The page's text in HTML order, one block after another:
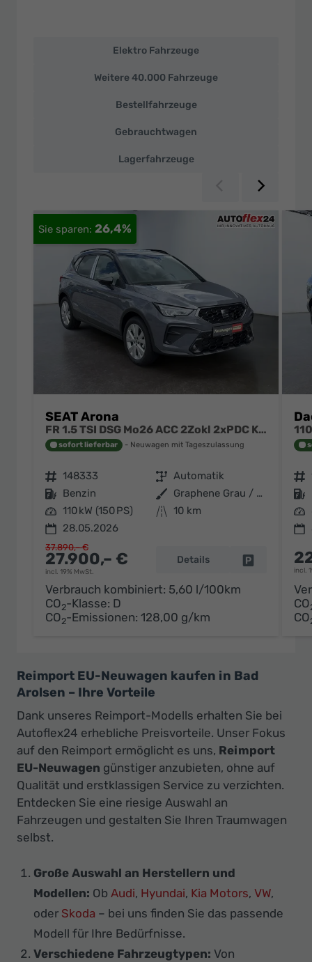
Neuwagen
Elektro Fahrzeuge
Weitere 40.000 Fahrzeuge
Bestellfahrzeuge
Gebrauchtwagen
Lagerfahrzeuge
Zurück
26,4%
SEAT Arona
FR 1.5 TSI DSG Mo26 ACC 2Zokl 2xPDC Kam SHZ Full Link
sofort lieferbar Neuwagen mit Tageszulassung
Fahrzeugnr. 148333 Getriebe Automatik
Kraftstoff Benzin Außenfarbe
Graphene Grau / Dach Schwarz
Leistung 110 kW (150 PS) Kilometerstand 10 km
28.05.2026
27.900,– €
incl. 19% MwSt.
37.890,– €
Details Fahrzeug
Verbrauch kombiniert: 5,60 l/100km
CO2-Klasse: D
CO2-Emissionen: 128,00 g/km
Fahrzeugnr.
Kraftstoff
Leistung
incl.
CO
CO
Reimport EU-Neuwagen kaufen in Bad
Arolsen – Ihre Vorteile
Dank unseres Reimport-Modells erhalten Sie bei
Autoflex24 erhebliche Preisvorteile. Unser Fokus
auf den Reimport ermöglicht es uns, Reimport
EU-Neuwagen günstiger anzubieten, ohne auf
Qualität und erstklassigen Service zu verzichten.
Entdecken Sie eine riesige Auswahl an
Fahrzeugen und gestalten Sie Ihren Traumwagen
selbst.
Große Auswahl an Herstellern und
Modellen: Ob Audi, Hyundai, Kia Motors, VW,
oder Skoda – bei uns finden Sie das passende
Modell für Ihre Bedürfnisse.
Verschiedene Fahrzeugtypen: Von